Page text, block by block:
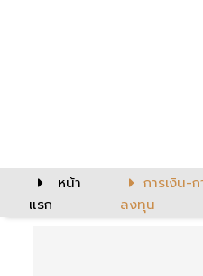
หน้า
แรก
การเงิน-ก
ลงทุน